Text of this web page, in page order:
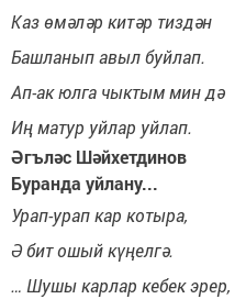
Каз өмәләр китәр тиздән
Башланып авыл буйлап.
Ап-ак юлга чыктым мин дә
Иң матур уйлар уйлап.
Әгъләс Шәйхетдинов
Буранда уйлану...
Урап-урап кар котыра,
Ә бит ошый күңелгә.
… Шушы карлар кебек эрер,